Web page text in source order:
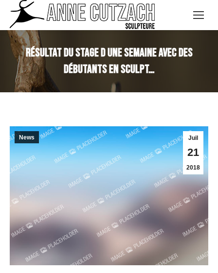
Résultat du stage d une semaine avec des
débutants en sculpt…
Juil
21
2018
News